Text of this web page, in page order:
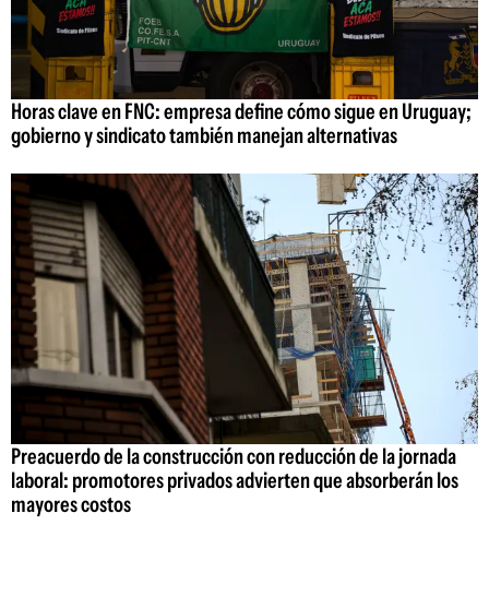
Horas clave en FNC: empresa define cómo sigue en Uruguay;
gobierno y sindicato también manejan alternativas
Preacuerdo de la construcción con reducción de la jornada
laboral: promotores privados advierten que absorberán los
mayores costos